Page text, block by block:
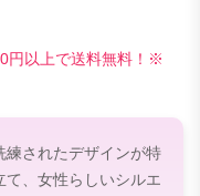
円以上で送料無料！※
練されたデザインが特
、女性らしいシルエ